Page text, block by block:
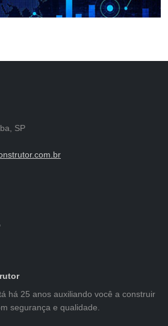
SP
há 25 anos auxiliando você a construir
segurança e qualidade.